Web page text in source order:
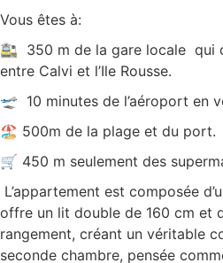
Vous êtes à:
🚉 350 m de la gare locale qui
entre Calvi et l’Ile Rousse.
🛫 10 minutes de l’aéroport en
🏖️ 500m de la plage et du port.
🛒 450 m seulement des
L’appartement est composée
offre un lit double de 160 cm et
rangement, créant un véritable
seconde chambre, pensée